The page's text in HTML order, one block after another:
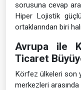
sorusuna cevap
Hiper Lojistik
ortaklarından biri
Avrupa ile
Ticaret
Körfez ülkeleri son
merkezleri